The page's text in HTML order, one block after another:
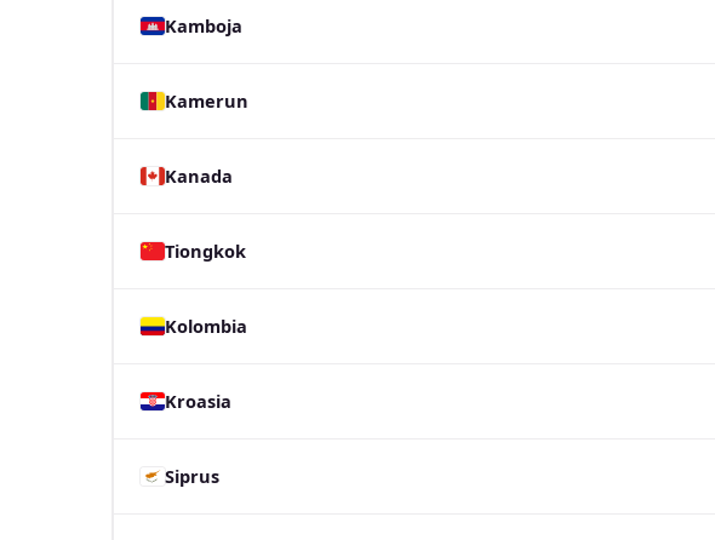
Kamboja
Kamerun
Kanada
Tiongkok
Kolombia
Kroasia
Siprus